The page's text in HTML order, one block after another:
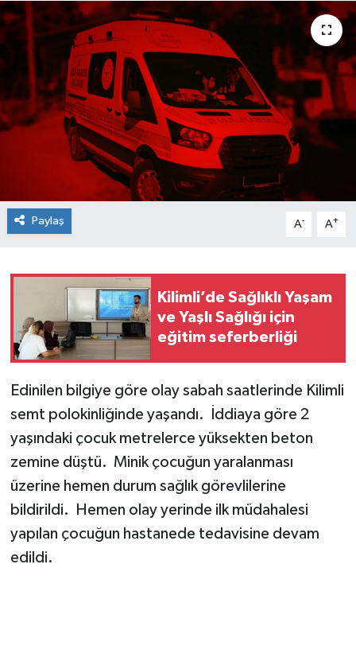
Paylaş A- A+
Kilimli’de Sağlıklı Yaşam
ve Yaşlı Sağlığı için
eğitim seferberliği
Edinilen bilgiye göre olay sabah saatlerinde Kilimli
semt polokinliğinde yaşandı. İddiaya göre 2
yaşındaki çocuk metrelerce yüksekten beton
zemine düştü. Minik çocuğun yaralanması
üzerine hemen durum sağlık görevlilerine
bildirildi. Hemen olay yerinde ilk müdahalesi
yapılan çocuğun hastanede tedavisine devam
edildi.
Kozlu
Siyaset
SPOR
YAŞAM
Zonguldak
Haber Arşivi